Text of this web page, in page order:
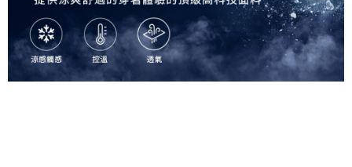
每筆NT$80，滿NT$990(含以上)免運費